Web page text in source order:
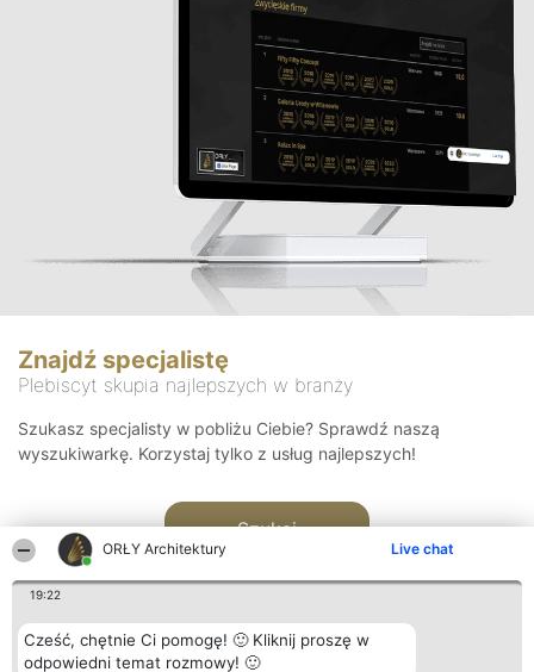
ORŁY Architektury Live chat
19:22
Cześć, chętnie Ci pomogę! 🙂 Kliknij proszę w
odpowiedni temat rozmowy! 🙂
Znajdź specjalistę
Plebiscyt skupia najlepszych w branży
Szukasz specjalisty w pobliżu Ciebie? Sprawdź naszą
wyszukiwarkę. Korzystaj tylko z usług najlepszych!
Szukaj